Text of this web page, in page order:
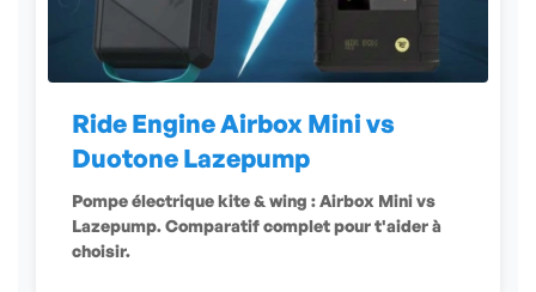
Ride Engine Airbox Mini vs
Duotone Lazepump
Pompe électrique kite & wing : Airbox Mini vs
Lazepump. Comparatif complet pour t'aider à
choisir.